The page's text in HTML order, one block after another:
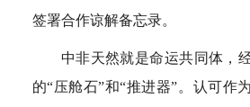
签署合作谅解备忘录。
中非天然就是命运共同体，
的“压舱石”和“推进器”。认可作